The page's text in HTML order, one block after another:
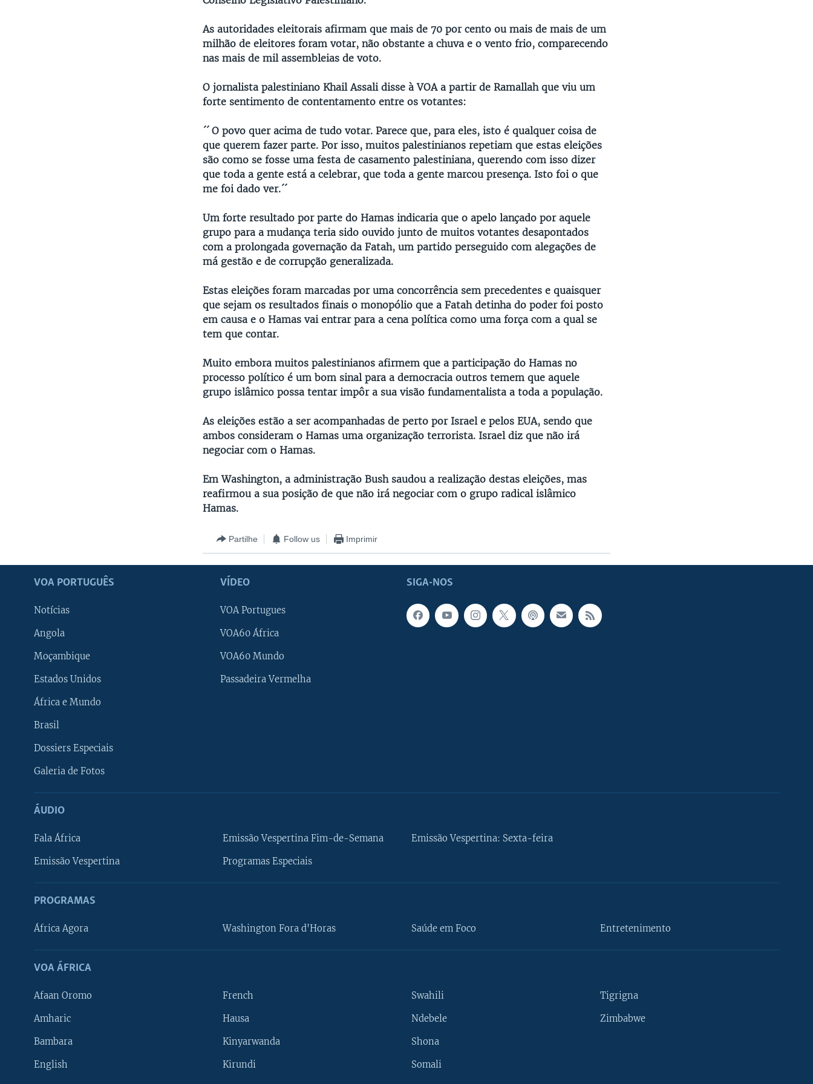
As autoridades eleitorais afirmam que mais de 70 por cento ou mais de mais de um
milhão de eleitores foram votar, não obstante a chuva e o vento frio, comparecendo
nas mais de mil assembleias de voto.
O jornalista palestiniano Khail Assali disse à VOA a partir de Ramallah que viu um
forte sentimento de contentamento entre os votantes:
´´ O povo quer acima de tudo votar. Parece que, para eles, isto é qualquer coisa de
que querem fazer parte. Por isso, muitos palestinianos repetiam que estas eleições
são como se fosse uma festa de casamento palestiniana, querendo com isso dizer
que toda a gente está a celebrar, que toda a gente marcou presença. Isto foi o que
me foi dado ver.´´
Um forte resultado por parte do Hamas indicaria que o apelo lançado por aquele
grupo para a mudança teria sido ouvido junto de muitos votantes desapontados
com a prolongada governação da Fatah, um partido perseguido com alegações de
má gestão e de corrupção generalizada.
Estas eleições foram marcadas por uma concorrência sem precedentes e quaisquer
que sejam os resultados finais o monopólio que a Fatah detinha do poder foi posto
em causa e o Hamas vai entrar para a cena política como uma força com a qual se
tem que contar.
Muito embora muitos palestinianos afirmem que a participação do Hamas no
processo político é um bom sinal para a democracia outros temem que aquele
grupo islâmico possa tentar impôr a sua visão fundamentalista a toda a população.
As eleições estão a ser acompanhadas de perto por Israel e pelos EUA, sendo que
ambos consideram o Hamas uma organização terrorista. Israel diz que não irá
negociar com o Hamas.
Em Washington, a administração Bush saudou a realização destas eleições, mas
reafirmou a sua posição de que não irá negociar com o grupo radical islâmico
Hamas.
Partilhe Follow us Imprimir
SIGA-NOS
VOA PORTUGUÊS
Notícias
Angola
Moçambique
Estados Unidos
África e Mundo
Brasil
Dossiers Especiais
Galeria de Fotos
VÍDEO
VOA Portugues
VOA60 África
VOA60 Mundo
Passadeira Vermelha
ÁUDIO
Fala África
Emissão Vespertina
Emissão Vespertina Fim-de-Semana
Programas Especiais
Emissão Vespertina: Sexta-feira
PROGRAMAS
África Agora Washington Fora d'Horas Saúde em Foco Entretenimento
VOA ÁFRICA
Afaan Oromo
Amharic
Bambara
English
French
Hausa
Kinyarwanda
Kirundi
Swahili
Ndebele
Shona
Somali
Tigrigna
Zimbabwe